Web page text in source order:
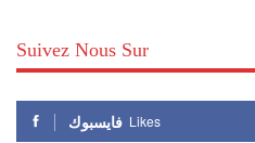
Suivez Nous Sur
فايسبوك Likes